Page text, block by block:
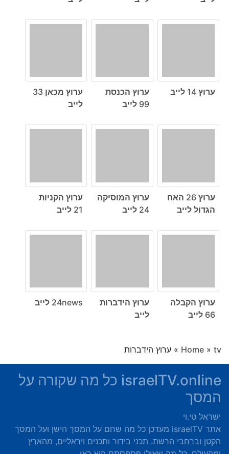
ערוץ 14 לייב
ערוץ הכנסת
99 לייב
ערוץ מכאן 33
לייב
ערוץ 26 האח
הגדול לייב
ערוץ המוסיקה
24 לייב
ערוץ הקניות
21 לייב
ערוץ הקבלה
66 לייב
ערוץ הידברות
לייב
24news לייב
Home » tv
» ערוץ הידברות
israelTV.online כל מה שקורה על
המסך
ישראל טי.וי
אתר israelTV מעדכן כל מה שחם על המסך הישן ועל המסך
הקטן וברחבי הרשת. תכני בידור ותכנים ויראליים, מהארץ